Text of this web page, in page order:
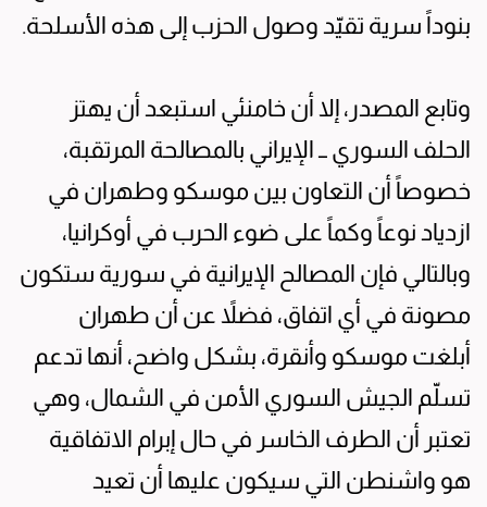
بنوداً سرية تقيّد وصول الحزب إلى هذه الأسلحة.
وتابع المصدر، إلا أن خامنئي استبعد أن يهتز
الحلف السوري ــ الإيراني بالمصالحة المرتقبة،
خصوصاً أن التعاون بين موسكو وطهران في
ازدياد نوعاً وكماً على ضوء الحرب في أوكرانيا،
وبالتالي فإن المصالح الإيرانية في سورية ستكون
مصونة في أي اتفاق، فضلاً عن أن طهران
أبلغت موسكو وأنقرة، بشكل واضح، أنها تدعم
تسلّم الجيش السوري الأمن في الشمال، وهي
تعتبر أن الطرف الخاسر في حال إبرام الاتفاقية
هو واشنطن التي سيكون عليها أن تعيد